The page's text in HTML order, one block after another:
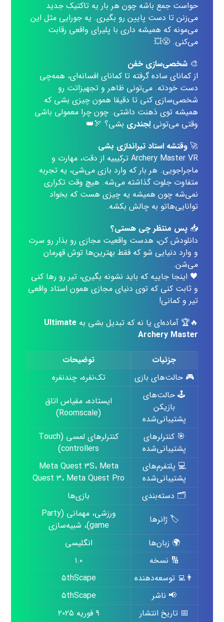
حواست جمع باشه چون هر بار یه تاکتیک جدید
می‌زنن تا دست پایین رو بگیری. یه جورایی مثل این
می‌مونه که همیشه داری با پلیرای واقعی رقابت
می‌کنی. 😤💥
🎨شخصی‌سازی خفن
از کمانای ساده گرفته تا کمانای افسانه‌ای، همه‌چی
دست خودته. می‌تونی ظاهر و تجهیزاتت رو
شخصی‌سازی کنی تا دقیقا همون چیزی بشی که
همیشه توی ذهنت داشتی. چون چرا معمولی باشی
وقتی می‌تونیلِجندری بشی؟ 🏹👑
🚀وقتشه استاد تیراندازی بشی
Archery Master VR ترکیبیه از دقت، مهارت و
ماجراجویی. هر بار که وارد بازی می‌شی، یه تجربه
متفاوت جلوت گذاشته می‌شه. هیچ وقت تکراری
نمی‌شه چون همیشه یه چیزی هست که بخواد
توانایی‌هاتو به چالش بکشه.
📥پس منتظر چی هستی؟
دانلودش کن، هدست واقعیت مجازی رو بذار رو سرت
و وارد دنیایی شو که فقط بهترین‌ها توش قهرمان
می‌شن.
🖤 اینجا جاییه که باید نشونه بگیری، تیر رو رها کنی
و ثابت کنی که توی دنیای مجازی همون استاد واقعی
تیر و کمانی!
🔥🏆 آماده‌ای یا نه که تبدیل بشی بهUltimate
Archery Master
جزئیات
توضیحات
🎮 حالت‌های بازی
تک‌نفره، چندنفره
🕹️ حالت‌های
بازیکن
پشتیبانی‌شده
ایستاده، مقیاس اتاق
(Roomscale)
🎯 کنترلرهای
پشتیبانی‌شده
کنترلرهای لمسی (Touch
controllers)
💻 پلتفرم‌های
پشتیبانی‌شده
Meta Quest ۳S، Meta
Quest ۳، Meta Quest Pro
🗂️ دسته‌بندی
بازی‌ها
🏷️ ژانرها
ورزشی، مهمانی (Party
game)، شبیه‌سازی
🌍 زبان‌ها
انگلیسی
🔢 نسخه
۱.۰
👨‍💻 توسعه‌دهنده
۵thScape
📢 ناشر
۵thScape
📅 تاریخ انتشار
۹ فوریه ۲۰۲۵